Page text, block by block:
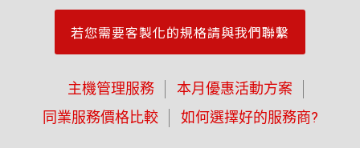
若您需要客製化的規格請與我們聯繫
主機管理服務
本月優惠活動方案
同業服務價格比較
如何選擇好的服務商?